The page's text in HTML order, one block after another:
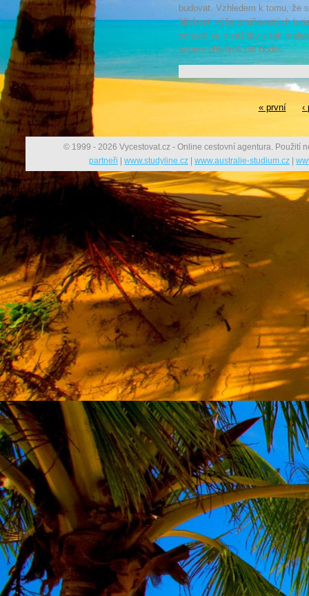
budovat. Vzhledem k tomu, že
blízkosti výše zmiňovaných
ochudit se o zážitky z tak
zabere přibližně pět hodin.
« první ‹
© 1999 - 2026 Vycestovat.cz - Online cestovní agentura. Použití
partneři | www.studyline.cz | www.australie-studium.cz |